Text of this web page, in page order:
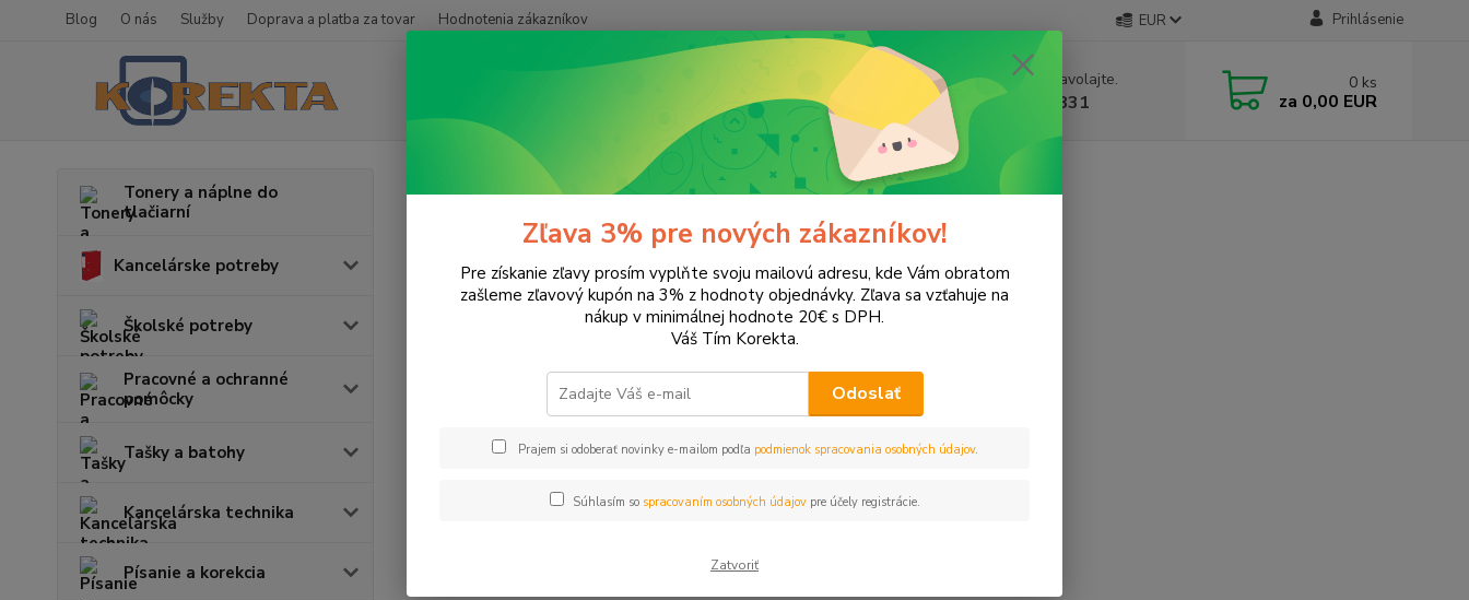
Blog O nás Služby Doprava a platba za tovar Hodnotenia zákazníkov EUR Prihlásenie
Neviete si rady? Zavolajte.
+421 905 615 831
0 ks
za 0,00 EUR
Tonery a náplne do
tlačiarní
Kancelárske potreby
Školské potreby
Pracovné a ochranné
pomôcky
Tašky a batohy
Kancelárska technika
Písanie a korekcia
Tonery a náplne do tlačiarní Canon iR 1510
iR 1510
V tejto kategórii nebol nájdený žiadny tovar.
Zľava 3% pre nových zákazníkov!
Pre získanie zľavy prosím vyplňte svoju mailovú adresu, kde Vám obratom
zašleme zľavový kupón na 3% z hodnoty objednávky. Zľava sa vzťahuje na
nákup v minimálnej hodnote 20€ s DPH.
Váš Tím Korekta.
Odoslať
Prajem si odoberať novinky e-mailom podľa podmienok spracovania osobných údajov.
Súhlasím so spracovaním osobných údajovpre účely registrácie.
Zatvoriť